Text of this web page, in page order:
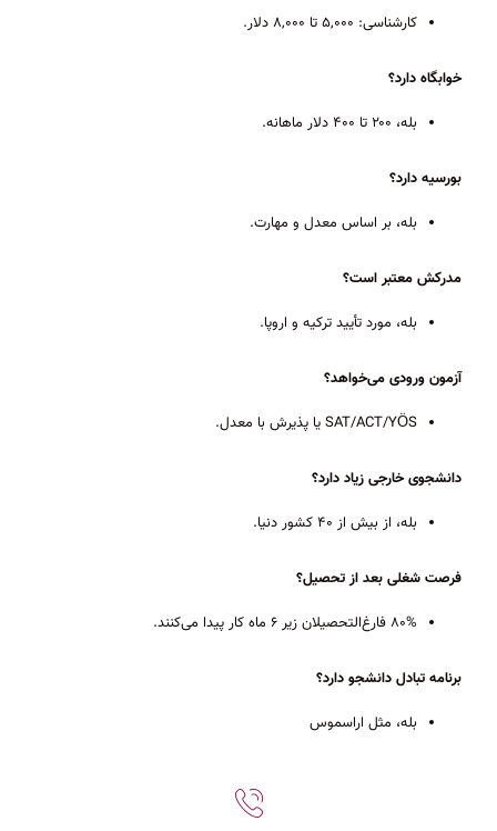
کارشناسی: ۵,۰۰۰ تا ۸,۰۰۰ دلار.
خوابگاه دارد؟
بله، ۲۰۰ تا ۴۰۰ دلار ماهانه.
بورسیه دارد؟
بله، بر اساس معدل و مهارت.
مدرکش معتبر است؟
بله، مورد تأیید ترکیه و اروپا.
آزمون ورودی می‌خواهد؟
SAT/ACT/YÖS یا پذیرش با معدل.
دانشجوی خارجی زیاد دارد؟
بله، از بیش از ۴۰ کشور دنیا.
فرصت شغلی بعد از تحصیل؟
۸۰% فارغ‌التحصیلان زیر ۶ ماه کار پیدا می‌کنند.
برنامه تبادل دانشجو دارد؟
بله، مثل اراسموس